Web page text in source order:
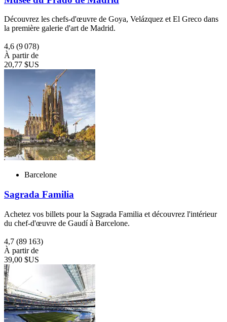
Découvrez les chefs-d'œuvre de Goya, Velázquez et El Greco dans
la première galerie d'art de Madrid.
4,6 (9 078)
À partir de
20,77 $US
Barcelone
Sagrada Familia
Achetez vos billets pour la Sagrada Familia et découvrez l'intérieur
du chef-d'œuvre de Gaudí à Barcelone.
4,7 (89 163)
À partir de
39,00 $US